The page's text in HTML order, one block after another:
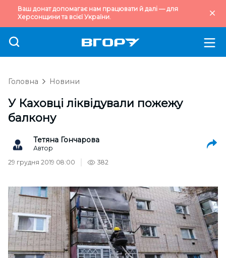
Ваш донат допомагає нам працювати й далі — для
Херсонщини та всієї України.
Головна Новини
У Каховці ліквідували пожежу
балкону
Тетяна Гончарова
Автор
29 грудня 2019 08:00
382